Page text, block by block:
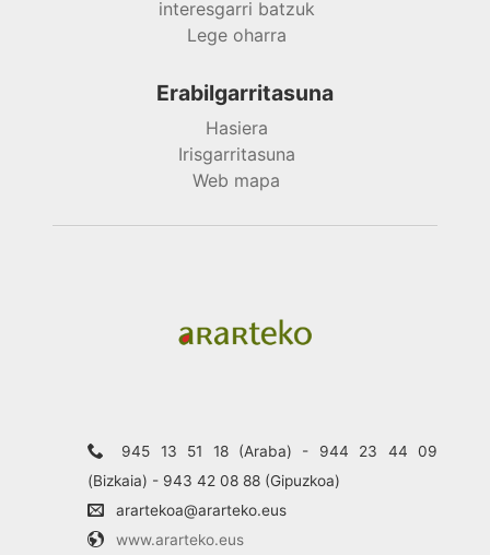
interesgarri batzuk
Lege oharra
Erabilgarritasuna
Hasiera
Irisgarritasuna
Web mapa
945 13 51 18 (Araba) - 944 23 44 09
(Bizkaia) - 943 42 08 88 (Gipuzkoa)
arartekoa@ararteko.eus
www.ararteko.eus